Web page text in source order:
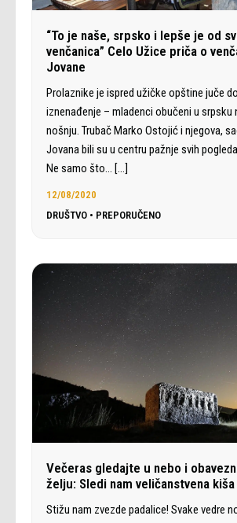
“To je naše, srpsko i lepše je od
venčanica” Celo Užice priča o
Jovane
Prolaznike je ispred užičke opštine juče
iznenađenje – mladenci obučeni u srpsku
nošnju. Trubač Marko Ostojić i njegova,
Jovana bili su u centru pažnje svih
Ne samo što…
[…]
12/08/2020
DRUŠTVO • PREPORUČENO
Večeras gledajte u nebo i
želju: Sledi nam veličanstvena
Stižu nam zvezde padalice! Svake vedre